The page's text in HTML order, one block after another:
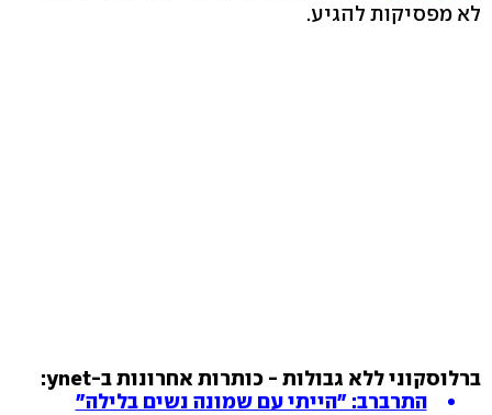
לא מפסיקות להגיע.
ברלוסקוני ללא גבולות - כותרות אחרונות ב-ynet:
התרברב: "הייתי עם שמונה נשים בלילה"